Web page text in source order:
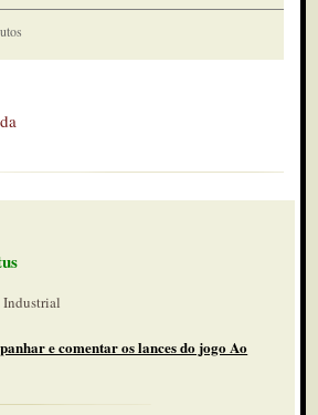
Goleiro pegou
e é bloqueado pela zaga
entra Daniel Cruz
e comentar os lances do jogo Ao